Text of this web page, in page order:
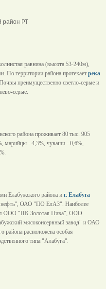
район РТ
равнина (высота 53-240м),
По территории района протекает река
преимущественно светло-серые и
серые.
района проживает 80 тыс. 905
марийцы - 4,3%, чуваши - 0,6%,
Елабужского района и г. Елабуга
ОАО "ПО ЕлАЗ". Наиболее
ООО "ПК Золотая Нива", ООО
мясоконсервный завод" и ОАО
района расположена особая
типа "Алабуга".